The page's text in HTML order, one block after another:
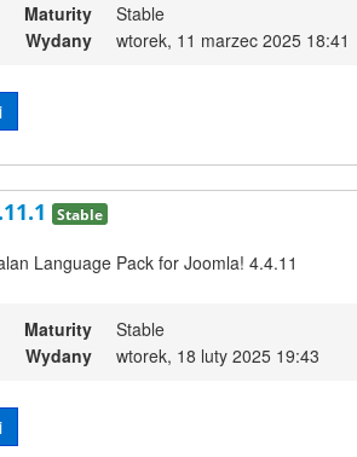
Maturity
Stable
Wydany
wtorek, 11 marzec 2025 18:41
Stable
Language Pack for Joomla! 4.4.11
Maturity
Stable
Wydany
wtorek, 18 luty 2025 19:43